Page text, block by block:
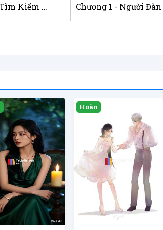
Chương 2 - Người Đàn Bà Tìm Kiếm An Nghỉ